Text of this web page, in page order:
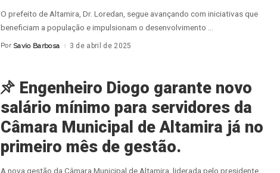
O prefeito de Altamira, Dr. Loredan, segue avançando com iniciativas que
beneficiam a população e impulsionam o desenvolvimento
Posted
Por Savio Barbosa 3 de abril de 2025
Engenheiro Diogo garante novo
salário mínimo para servidores da
Câmara Municipal de Altamira já no
primeiro mês de gestão.
A nova gestão da Câmara Municipal de Altamira, liderada pelo presidente,